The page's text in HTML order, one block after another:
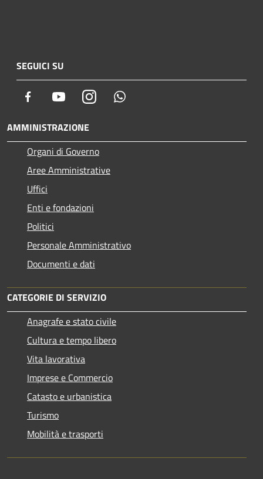
SEGUICI SU
Facebook YoutubeInstagram
AMMINISTRAZIONE
Organi di Governo
Aree Amministrative
Uffici
Enti e fondazioni
Politici
Personale Amministrativo
Documenti e dati
CATEGORIE DI SERVIZIO
Anagrafe e stato civile
Cultura e tempo libero
Vita lavorativa
Imprese e Commercio
Catasto e urbanistica
Turismo
Mobilità e trasporti